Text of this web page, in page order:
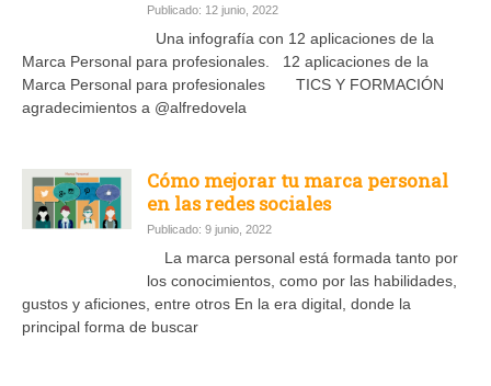
Publicado: 12 junio, 2022
Una infografía con 12 aplicaciones de la
Marca Personal para profesionales. 12 aplicaciones de la
Marca Personal para profesionales TICS Y FORMACIÓN
agradecimientos a @alfredovela
Cómo mejorar tu marca personal
en las redes sociales
Publicado: 9 junio, 2022
La marca personal está formada tanto por
los conocimientos, como por las habilidades,
gustos y aficiones, entre otros En la era digital, donde la
principal forma de buscar